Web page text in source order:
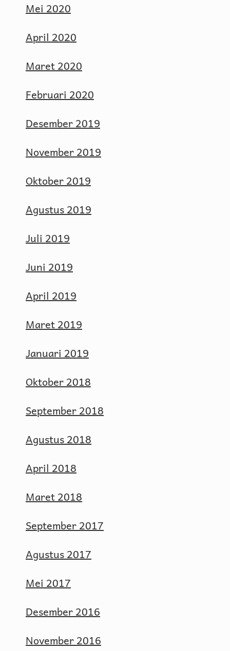
Mei 2020
April 2020
Maret 2020
Februari 2020
Desember 2019
November 2019
Oktober 2019
Agustus 2019
Juli 2019
Juni 2019
April 2019
Maret 2019
Januari 2019
Oktober 2018
September 2018
Agustus 2018
April 2018
Maret 2018
September 2017
Agustus 2017
Mei 2017
Desember 2016
November 2016